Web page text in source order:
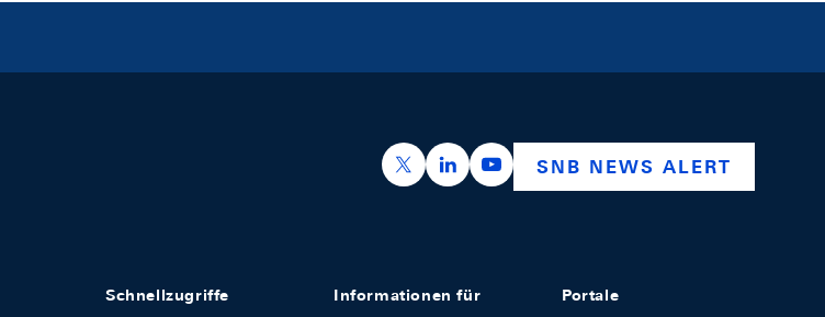
https://x.com/snb_bns
https://ch.linkedin.com/company/swiss-
https://www.youtube.com/
SNB NEWS ALERT
Schnellzugriffe Informationen für Portale